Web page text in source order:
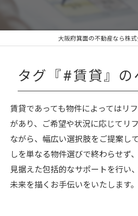
大阪府箕面の不動産なら株
タグ『#賃貸』の
賃貸であっても物件によってはリ
があり、ご希望や状況に応じてリ
ながら、幅広い選択肢をご提案し
しを単なる物件選びで終わらせず
見据えた包括的なサポートを行い
未来を描くお手伝いをいたします。